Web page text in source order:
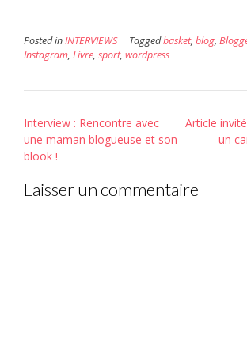
Posted inINTERVIEWS Taggedbasket, blog,
Instagram, Livre, sport, wordpress
Post
navigation
Interview : Rencontre avec
une maman blogueuse et son
blook !
Article
un
Laisser un commentaire